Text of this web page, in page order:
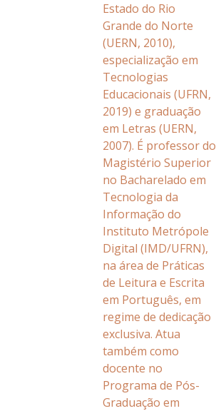
Estado do Rio
Grande do Norte
(UERN, 2010),
especialização em
Tecnologias
Educacionais (UFRN,
2019) e graduação
em Letras (UERN,
2007). É professor do
Magistério Superior
no Bacharelado em
Tecnologia da
Informação do
Instituto Metrópole
Digital (IMD/UFRN),
na área de Práticas
de Leitura e Escrita
em Português, em
regime de dedicação
exclusiva. Atua
também como
docente no
Programa de Pós-
Graduação em